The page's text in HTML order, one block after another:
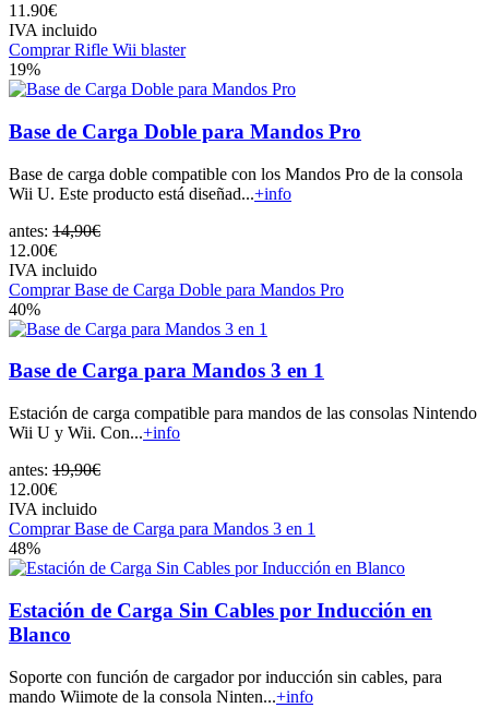
11.90€
IVA incluido
Comprar Rifle Wii blaster
19%
Base de Carga Doble para Mandos Pro
Base de carga doble compatible con los Mandos Pro de la consola
Wii U. Este producto está diseñad...+info
antes: 14,90€
12.00€
IVA incluido
Comprar Base de Carga Doble para Mandos Pro
40%
Base de Carga para Mandos 3 en 1
Estación de carga compatible para mandos de las consolas Nintendo
Wii U y Wii. Con...+info
antes: 19,90€
12.00€
IVA incluido
Comprar Base de Carga para Mandos 3 en 1
48%
Estación de Carga Sin Cables por Inducción en
Blanco
Soporte con función de cargador por inducción sin cables, para
mando Wiimote de la consola Ninten...+info